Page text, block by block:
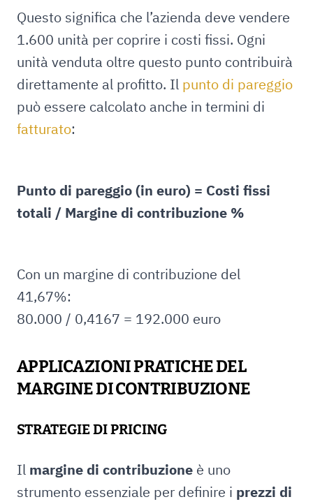
Questo significa che l’azienda deve vendere
1.600 unità per coprire i costi fissi. Ogni
unità venduta oltre questo punto contribuirà
direttamente al profitto. Il punto di pareggio
può essere calcolato anche in termini di
fatturato:
Punto di pareggio (in euro) = Costi fissi
totali / Margine di contribuzione %
Con un margine di contribuzione del
41,67%:
80.000 / 0,4167 = 192.000 euro
APPLICAZIONI PRATICHE DEL
MARGINE DI CONTRIBUZIONE
STRATEGIE DI PRICING
Il margine di contribuzione è uno
strumento essenziale per definire i prezzi di